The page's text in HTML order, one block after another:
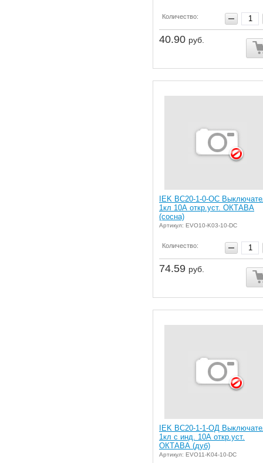
Количество:
40.90 руб.
IEK ВС20-1-0-ОС
1кл 10А откр.уст. ОКТАВА
(сосна)
Артикул: EVO10-K03-10-DC
Количество:
74.59 руб.
IEK ВС20-1-1-ОД
1кл с инд. 10А откр.уст.
ОКТАВА (дуб)
Артикул: EVO11-K04-10-DC